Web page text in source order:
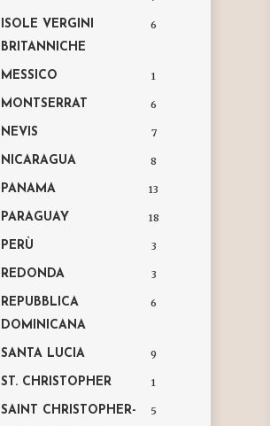
ISOLE VERGINI
BRITANNICHE
6
MESSICO 1
MONTSERRAT 6
NEVIS 7
NICARAGUA 8
PANAMA 13
PARAGUAY 18
PERÙ 3
REDONDA 3
REPUBBLICA
DOMINICANA
6
SANTA LUCIA 9
ST. CHRISTOPHER 1
SAINT CHRISTOPHER-
5